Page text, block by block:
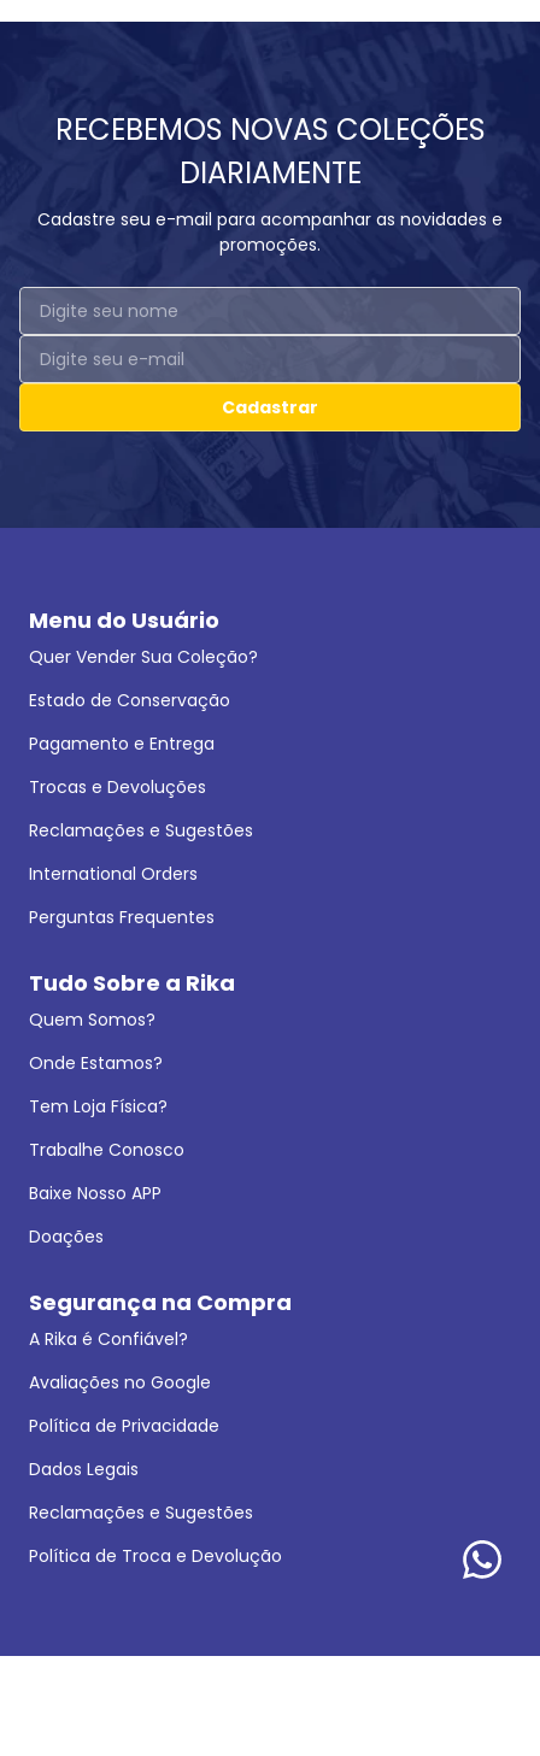
RECEBEMOS NOVAS COLEÇÕES
DIARIAMENTE
Cadastre seu e-mail para acompanhar as novidades e
promoções.
Cadastrar
Menu do Usuário
Quer Vender Sua Coleção?
Estado de Conservação
Pagamento e Entrega
Trocas e Devoluções
Reclamações e Sugestões
International Orders
Perguntas Frequentes
Tudo Sobre a Rika
Quem Somos?
Onde Estamos?
Tem Loja Física?
Trabalhe Conosco
Baixe Nosso APP
Doações
Segurança na Compra
A Rika é Confiável?
Avaliações no Google
Política de Privacidade
Dados Legais
Reclamações e Sugestões
Política de Troca e Devolução
Formas de pagamento